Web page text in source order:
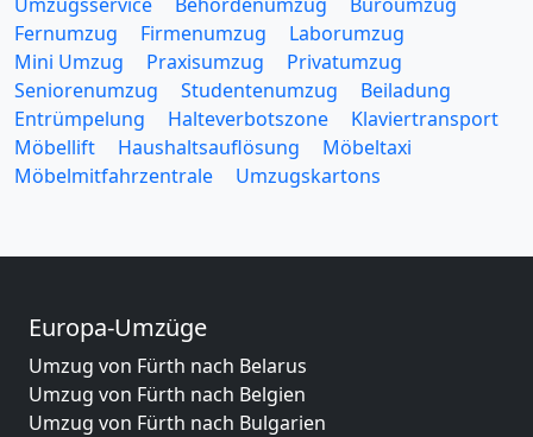
Fernumzug
Firmenumzug
Laborumzug
Mini Umzug
Praxisumzug
Privatumzug
Seniorenumzug
Studentenumzug
Beiladung
Entrümpelung
Halteverbotszone
Klaviertransport
Möbellift
Haushaltsauflösung
Möbeltaxi
Möbelmitfahrzentrale
Umzugskartons
Europa-Umzüge
Umzug von Fürth nach Belarus
Umzug von Fürth nach Belgien
Umzug von Fürth nach Bulgarien